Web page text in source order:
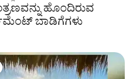
ಹೊಂದಿರುವ
ಬಾಡಿಗೆಗಳು